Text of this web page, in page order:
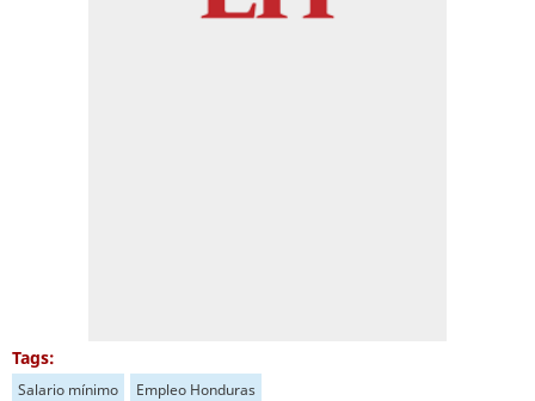
Tags:
Salario mínimo Empleo Honduras